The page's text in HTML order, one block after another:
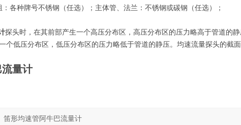
各种牌号不锈钢（任选）；主体管、法兰：不锈钢或碳钢（任选）；
探头时，在其前部产生一个高压分布区，高压分布区的压力略高于管道的
个低压分布区，低压分布区的压力略低于管道的静压。均速流量探头的截
量计